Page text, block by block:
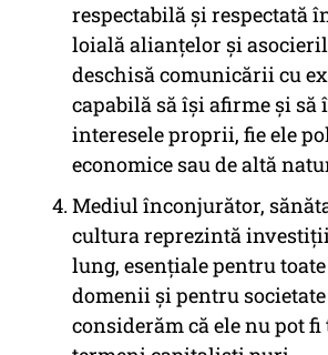
respectabilă şi respectată
loială alianţelor şi
deschisă comunicării cu
capabilă să îşi afirme şi să
interesele proprii, fie ele
economice sau de altă
Mediul înconjurător,
cultura reprezintă
lung, esenţiale pentru
domenii şi pentru
considerăm că ele nu pot